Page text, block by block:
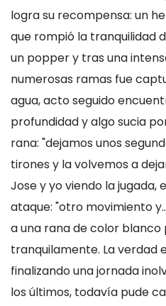
logra su recompensa: un
que rompió la tranquilidad
un popper y tras una
numerosas ramas fue
agua, acto seguido
profundidad y algo sucia
rana: "dejamos unos
tirones y la volvemos a
Jose y yo viendo la
ataque: "otro movimiento
a una rana de color blanco
tranquilamente. La verdad
finalizando una jornada
los últimos, todavía pude